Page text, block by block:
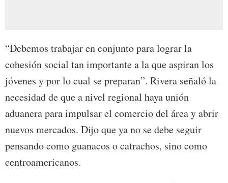
“Debemos trabajar en conjunto para lograr la
cohesión social tan importante a la que aspiran los
jóvenes y por lo cual se preparan”. Rivera señaló la
necesidad de que a nivel regional haya unión
aduanera para impulsar el comercio del área y abrir
nuevos mercados. Dijo que ya no se debe seguir
pensando como guanacos o catrachos, sino como
centroamericanos.